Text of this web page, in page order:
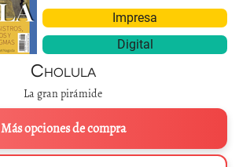
Impresa
Digital
Cholula
La gran pirámide
Más opciones de compra